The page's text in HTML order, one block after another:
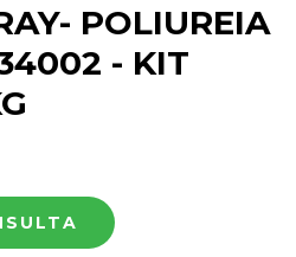
POLIUREIA
- KIT